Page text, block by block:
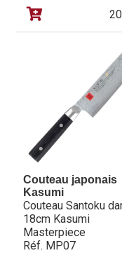
Couteau japonais
Kasumi
Couteau Santoku
18cm Kasumi
Masterpiece
Réf. MP07